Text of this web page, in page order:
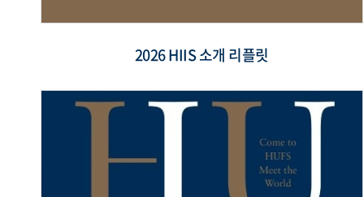
2026 HIIS 소개 리플릿